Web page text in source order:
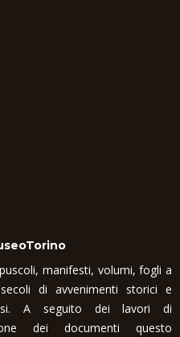
manifesti, volumi, fogli a
di avvenimenti storici e
A seguito dei lavori di
dei documenti questo